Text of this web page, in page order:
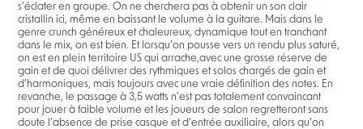
s’éclater en groupe. On ne cherchera pas à obtenir un son clair
cristallin ici, même en baissant le volume à la guitare. Mais dans le
genre crunch généreux et chaleureux, dynamique tout en tranchant
dans le mix, on est bien. Et lorsqu’on pousse vers un rendu plus saturé,
on est en plein territoire US qui arrache,avec une grosse réserve de
gain et de quoi délivrer des rythmiques et solos chargés de gain et
d’harmoniques, mais toujours avec une vraie définition des notes. En
revanche, le passage à 3,5 watts n’est pas totalement convaincant
pour jouer à faible volume et les joueurs de salon regretteront sans
doute l’absence de prise casque et d’entrée auxiliaire, alors qu’on